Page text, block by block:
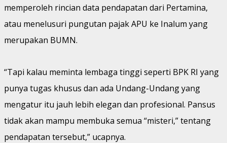
memperoleh rincian data pendapatan dari Pertamina,
atau menelusuri pungutan pajak APU ke Inalum yang
merupakan BUMN.
“Tapi kalau meminta lembaga tinggi seperti BPK RI yang
punya tugas khusus dan ada Undang-Undang yang
mengatur itu jauh lebih elegan dan profesional. Pansus
tidak akan mampu membuka semua “misteri,” tentang
pendapatan tersebut,” ucapnya.